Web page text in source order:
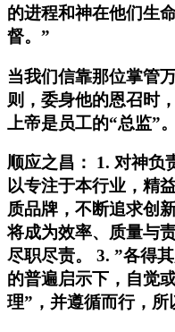
的进程和神在他们生
督。”
当我们信靠那位掌管
则，委身他的恩召时
上帝是员工的“总监”。
顺应之昌： 1. 对神负
以专注于本行业，精
质品牌，不断追求创
将成为效率、质量与
尽职尽责。
3. ”各得
的普遍启示下，自觉
理”，并遵循而行，所